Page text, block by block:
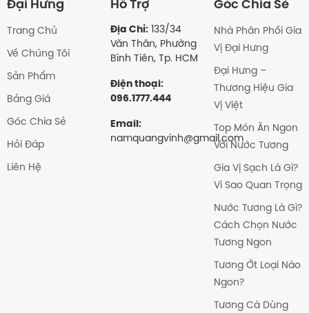
Đại Hưng
Trang Chủ
Về Chúng Tôi
Sản Phẩm
Bảng Giá
Góc Chia Sẻ
Hỏi Đáp
Liên Hệ
Hỗ Trợ
Địa Chỉ:133/34
Văn Thân, Phường
Bình Tiên, Tp. HCM
Điện thoại:
096.1777.444
Email:
namquangvinh@gmail.com
Góc Chia Sẻ
Nhà Phân Phối Gia
Vị Đại Hưng
Đại Hưng –
Thương Hiệu Gia
Vị Việt
Top Món Ăn Ngon
Với Nước Tương
Gia Vị Sạch Là Gì?
Vì Sao Quan Trọng
Nước Tương Là Gì?
Cách Chọn Nước
Tương Ngon
Tương Ớt Loại Nào
Ngon?
Tương Cà Dùng